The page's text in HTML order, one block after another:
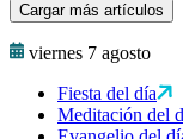
Cargar más artículos
viernes 7 agosto
Fiesta del día
Meditación del